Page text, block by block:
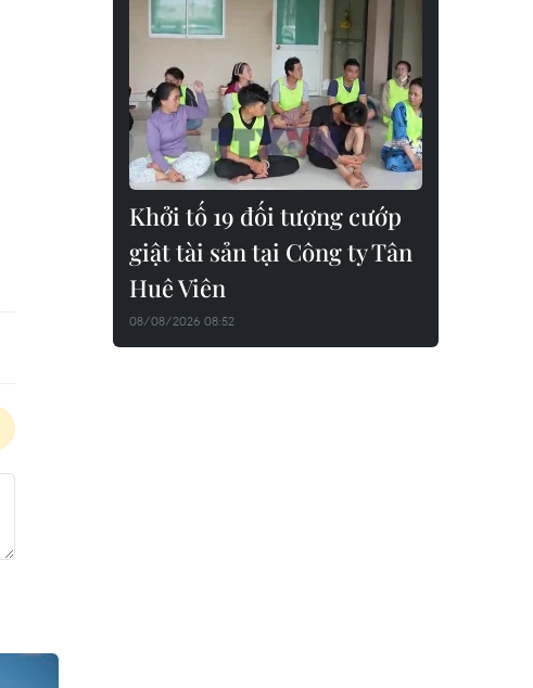
Khởi tố 19 đối tượng cướp
giật tài sản tại Công ty Tân
Huê Viên
08/08/2026 08:52